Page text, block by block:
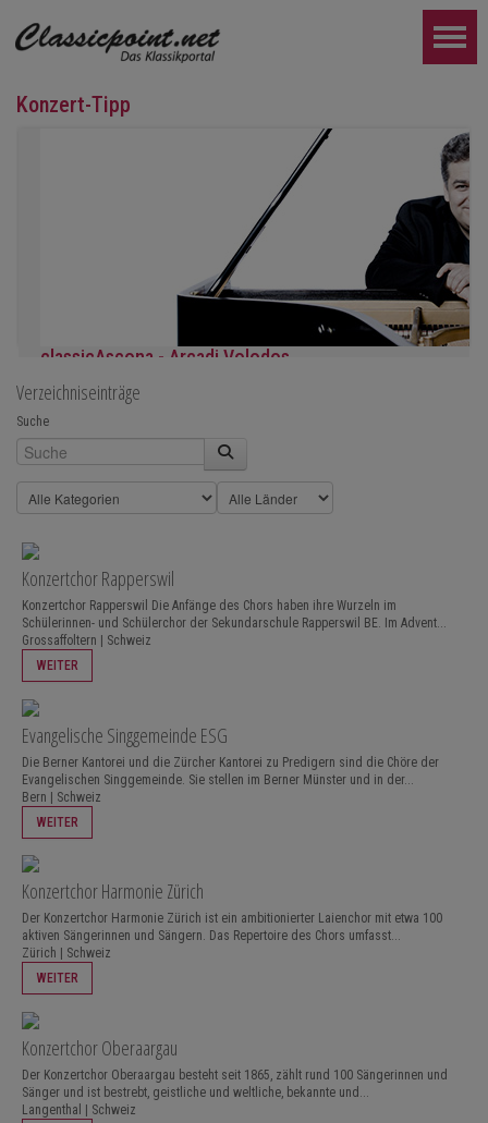
Konzert-Tipp
classicAscona - Arcadi Volodos
Klavierrezital
Samstag, 19.09, 19:30 in Ascona
WEITER...
Verzeichniseinträge
Suche
Konzertchor Rapperswil
Konzertchor Rapperswil Die Anfänge des Chors haben ihre Wurzeln im
Schülerinnen- und Schülerchor der Sekundarschule Rapperswil BE. Im Advent...
Grossaffoltern | Schweiz
WEITER
Evangelische Singgemeinde ESG
Die Berner Kantorei und die Zürcher Kantorei zu Predigern sind die Chöre der
Evangelischen Singgemeinde. Sie stellen im Berner Münster und in der...
Bern | Schweiz
WEITER
Konzertchor Harmonie Zürich
Der Konzertchor Harmonie Zürich ist ein ambitionierter Laienchor mit etwa 100
aktiven Sängerinnen und Sängern. Das Repertoire des Chors umfasst...
Zürich | Schweiz
WEITER
Konzertchor Oberaargau
Der Konzertchor Oberaargau besteht seit 1865, zählt rund 100 Sängerinnen und
Sänger und ist bestrebt, geistliche und weltliche, bekannte und...
Langenthal | Schweiz